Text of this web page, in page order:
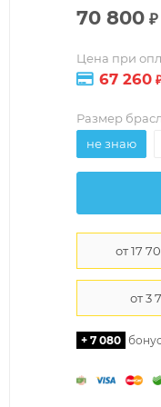
70 800 ₽
Цена при
67 260
Размер
не знаю
+ 7 080